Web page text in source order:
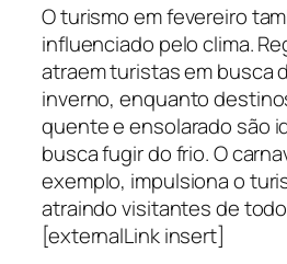
O turismo em fevereiro
influenciado pelo clima.
atraem turistas em busca
inverno, enquanto
quente e ensolarado são
busca fugir do frio. O
exemplo, impulsiona o
atraindo visitantes de
[externalLink insert]